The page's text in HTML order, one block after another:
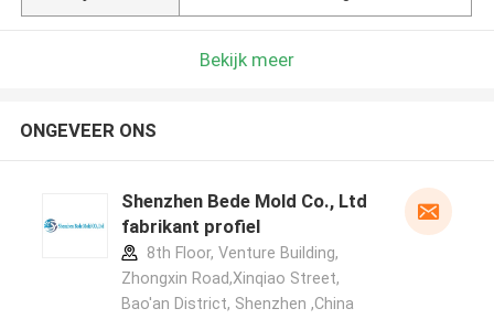
Bekijk meer
ONGEVEER ONS
Shenzhen Bede Mold Co., Ltd
fabrikant profiel
8th Floor, Venture Building,
Zhongxin Road,Xinqiao Street,
Bao'an District, Shenzhen ,China